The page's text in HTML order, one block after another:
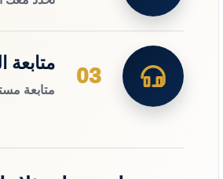
03
متابعة